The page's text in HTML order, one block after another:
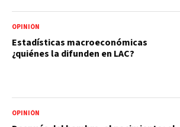
OPINIÓN
Estadísticas macroeconómicas
¿quiénes la difunden en LAC?
OPINIÓN